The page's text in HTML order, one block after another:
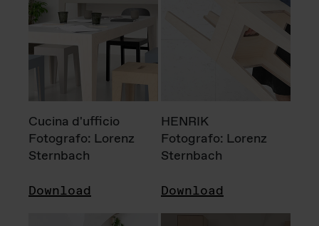
Cucina d'ufficio
Fotografo: Lorenz
Sternbach
Download
HENRIK
Fotografo: Lorenz
Sternbach
Download